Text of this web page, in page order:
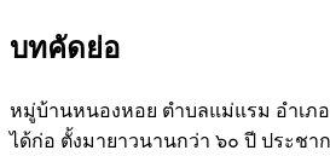
บทคัดย่อ
หมู่บ้านหนองหอย ตำบลแม่แรม อำเภ
ได้ก่อ ตั้งมายาวนานกว่า ๖๐ ปี ประชา